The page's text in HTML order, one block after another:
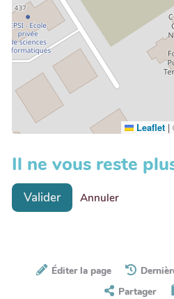
Leaflet |
Il ne vous reste
Valider Annuler
Éditer la page
Partager